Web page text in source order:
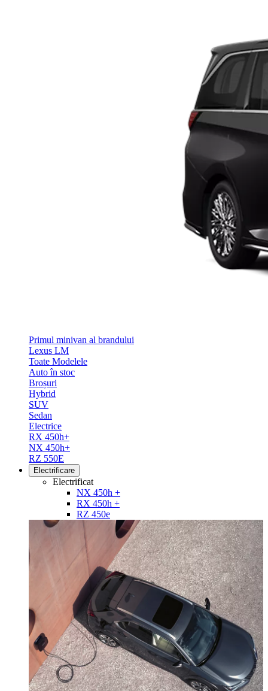
Primul minivan al brandului
Lexus LM
Toate Modelele
Auto în stoc
Broșuri
Hybrid
SUV
Sedan
Electrice
RX 450h+
NX 450h+
RZ 550E
Electrificare
Electrificat
NX 450h +
RX 450h +
RZ 450e